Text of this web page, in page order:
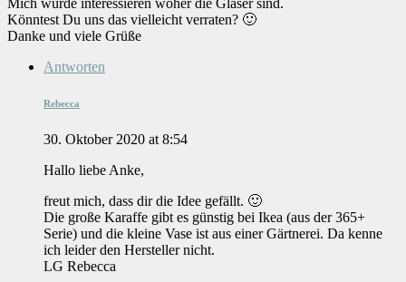
Mich würde interessieren woher die Gläser sind.
Könntest Du uns das vielleicht verraten? 🙂
Danke und viele Grüße
Antworten
Rebecca
30. Oktober 2020 at 8:54
Hallo liebe Anke,
freut mich, dass dir die Idee gefällt. 🙂
Die große Karaffe gibt es günstig bei Ikea (aus der 365+
Serie) und die kleine Vase ist aus einer Gärtnerei. Da kenne
ich leider den Hersteller nicht.
LG Rebecca